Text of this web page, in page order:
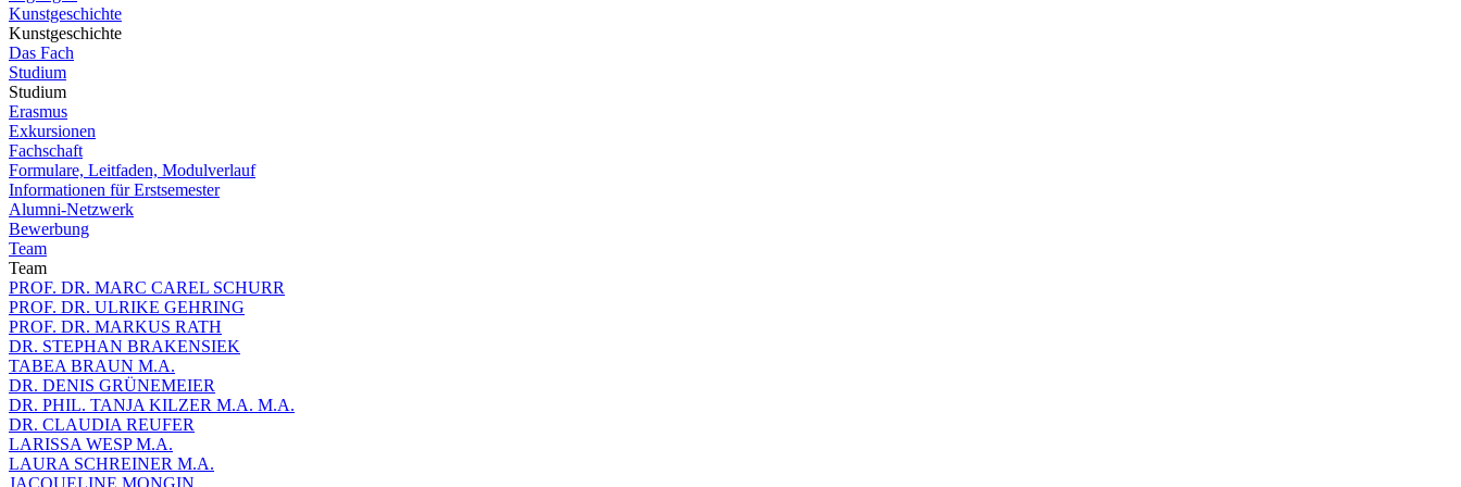
Kunstgeschichte
Kunstgeschichte
Das Fach
Studium
Studium
Erasmus
Exkursionen
Fachschaft
Formulare, Leitfaden, Modulverlauf
Informationen für Erstsemester
Alumni-Netzwerk
Bewerbung
Team
Team
PROF. DR. MARC CAREL SCHURR
PROF. DR. ULRIKE GEHRING
PROF. DR. MARKUS RATH
DR. STEPHAN BRAKENSIEK
TABEA BRAUN M.A.
DR. DENIS GRÜNEMEIER
DR. PHIL. TANJA KILZER M.A. M.A.
DR. CLAUDIA REUFER
LARISSA WESP M.A.
LAURA SCHREINER M.A.
JACQUELINE MONGIN